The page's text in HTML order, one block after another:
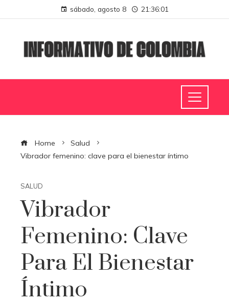
sábado, agosto 8 21:36:02
Home
Salud
Vibrador femenino: clave para el bienestar íntimo
SALUD
Vibrador
Femenino: Clave
Para El Bienestar
Íntimo